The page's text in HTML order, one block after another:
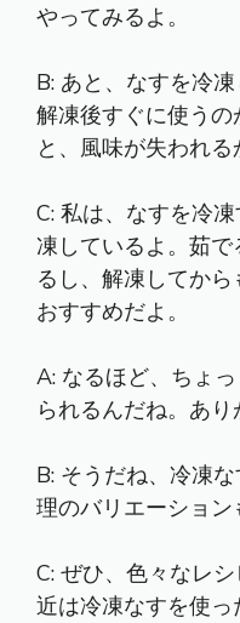
やってみるよ。
B: あと、なすを冷
解凍後すぐに使う
と、風味が失われる
C: 私は、なすを冷
凍しているよ。茹
るし、解凍してか
おすすめだよ。
A: なるほど、ちょ
られるんだね。あり
B: そうだね、冷凍
理のバリエーション
C: ぜひ、色々なレ
近は冷凍なすを使